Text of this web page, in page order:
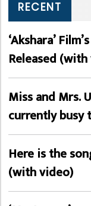
RECENT
‘Akshara’
Released
Miss and Mrs.
currently busy
Here is the
(with video)